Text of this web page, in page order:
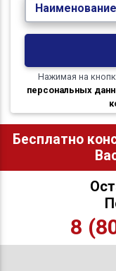
Нажимая на
персональных
Бесплатно
8